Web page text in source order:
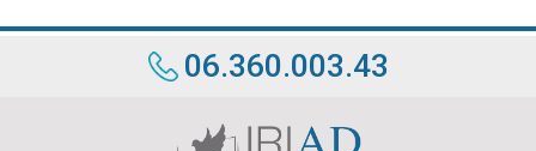
06.360.003.43